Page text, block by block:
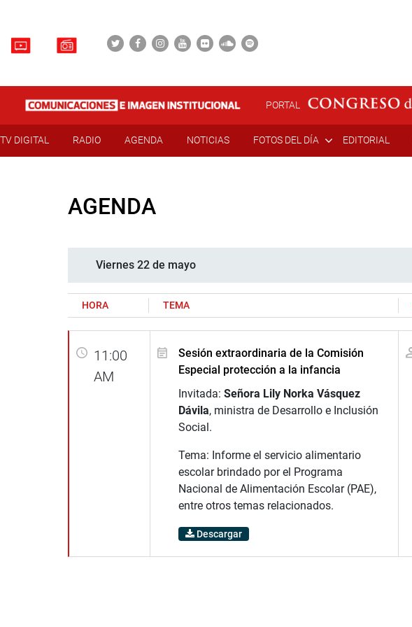
PORTAL
TV DIGITAL RADIO AGENDA NOTICIAS FOTOS DEL DÍA EDITORIAL
AGENDA
Viernes 22 de mayo
HORA TEMA
11:00
AM
Sesión extraordinaria de la Comisión
Especial protección a la infancia
Invitada: Señora Lily Norka Vásquez
Dávila, ministra de Desarrollo e Inclusión
Social.
Tema: Informe el servicio alimentario
escolar brindado por el Programa
Nacional de Alimentación Escolar (PAE),
entre otros temas relacionados.
Descargar